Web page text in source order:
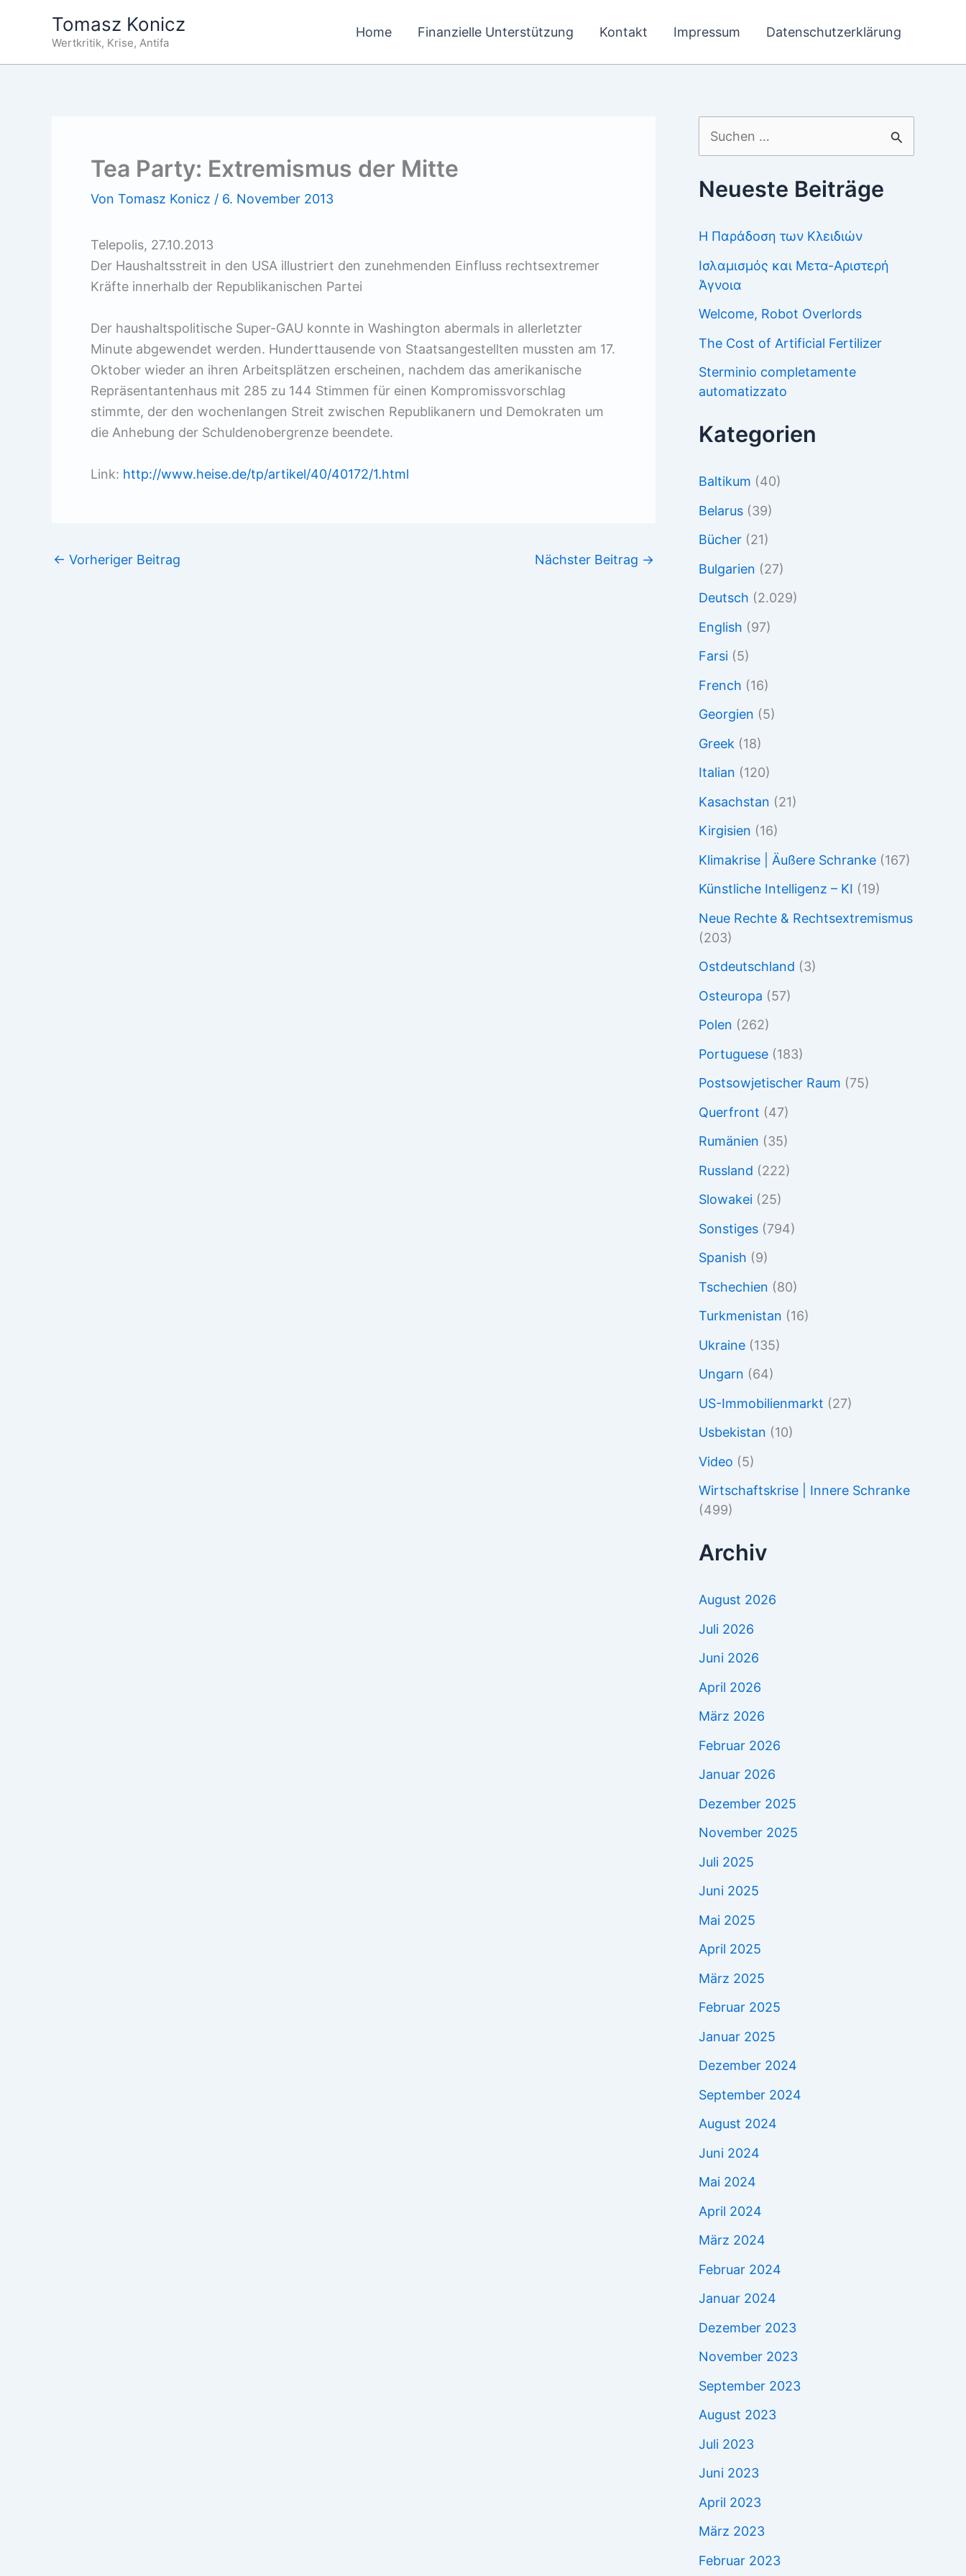
Tomasz Konicz
Wertkritik, Krise, Antifa
Home Finanzielle Unterstützung Kontakt Impressum Datenschutzerklärung
Tea Party: Extremismus der Mitte
Von Tomasz Konicz / 6. November 2013
Telepolis, 27.10.2013
Der Haushaltsstreit in den USA illustriert den zunehmenden Einfluss rechtsextremer
Kräfte innerhalb der Republikanischen Partei
Der haushaltspolitische Super-GAU konnte in Washington abermals in allerletzter
Minute abgewendet werden. Hunderttausende von Staatsangestellten mussten am 17.
Oktober wieder an ihren Arbeitsplätzen erscheinen, nachdem das amerikanische
Repräsentantenhaus mit 285 zu 144 Stimmen für einen Kompromissvorschlag
stimmte, der den wochenlangen Streit zwischen Republikanern und Demokraten um
die Anhebung der Schuldenobergrenze beendete.
Link: http://www.heise.de/tp/artikel/40/40172/1.html
← Vorheriger Beitrag Nächster Beitrag →
Suchen
nach:
Neueste Beiträge
Η Παράδοση των Κλειδιών
Ισλαμισμός και Μετα-Αριστερή
Άγνοια
Welcome, Robot Overlords
The Cost of Artificial Fertilizer
Sterminio completamente
automatizzato
Kategorien
Baltikum (40)
Belarus (39)
Bücher (21)
Bulgarien (27)
Deutsch (2.029)
English (97)
Farsi (5)
French (16)
Georgien (5)
Greek (18)
Italian (120)
Kasachstan (21)
Kirgisien (16)
Klimakrise | Äußere Schranke (167)
Künstliche Intelligenz – KI (19)
Neue Rechte & Rechtsextremismus
(203)
Ostdeutschland (3)
Osteuropa (57)
Polen (262)
Portuguese (183)
Postsowjetischer Raum (75)
Querfront (47)
Rumänien (35)
Russland (222)
Slowakei (25)
Sonstiges (794)
Spanish (9)
Tschechien (80)
Turkmenistan (16)
Ukraine (135)
Ungarn (64)
US-Immobilienmarkt (27)
Usbekistan (10)
Video (5)
Wirtschaftskrise | Innere Schranke
(499)
Archiv
August 2026
Juli 2026
Juni 2026
April 2026
März 2026
Februar 2026
Januar 2026
Dezember 2025
November 2025
Juli 2025
Juni 2025
Mai 2025
April 2025
März 2025
Februar 2025
Januar 2025
Dezember 2024
September 2024
August 2024
Juni 2024
Mai 2024
April 2024
März 2024
Februar 2024
Januar 2024
Dezember 2023
November 2023
September 2023
August 2023
Juli 2023
Juni 2023
April 2023
März 2023
Februar 2023